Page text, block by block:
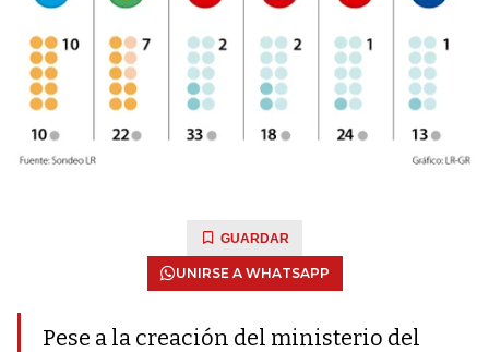
GUARDAR
UNIRSE A WHATSAPP
Pese a la creación del ministerio del